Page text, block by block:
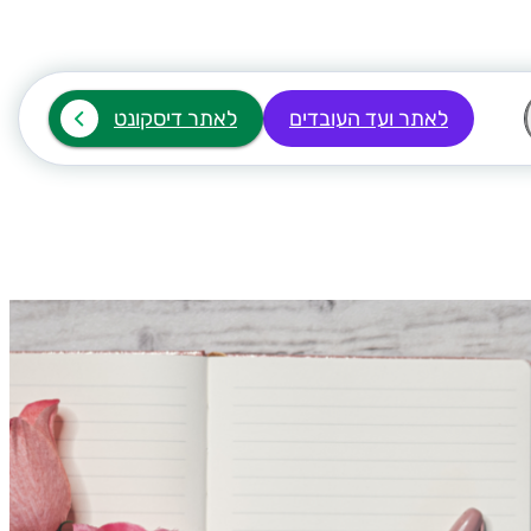
לאתר ועד העובדים לאתר דיסקונט